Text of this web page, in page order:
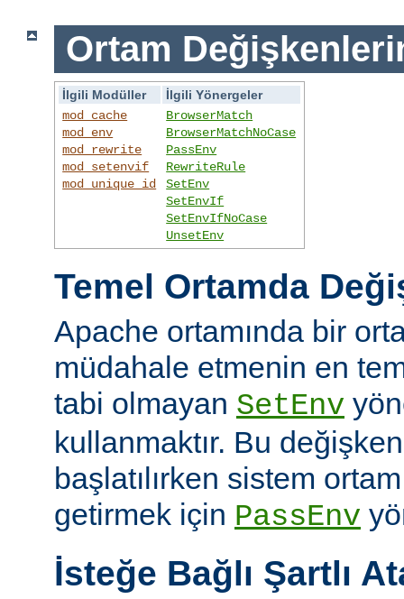
Ortam
İlgili Modüller
İlgili Yönergeler
mod_cache
mod_env
mod_rewrite
mod_setenvif
mod_unique_id
BrowserMatch
BrowserMatchNoCase
PassEnv
RewriteRule
SetEnv
SetEnvIf
SetEnvIfNoCase
UnsetEnv
Temel Ortamda
Apache ortamında bir
müdahale etmenin en
tabi olmayan SetEnv
kullanmaktır. Bu
başlatılırken sistem
getirmek için PassEnv
İsteğe Bağlı Şartlı